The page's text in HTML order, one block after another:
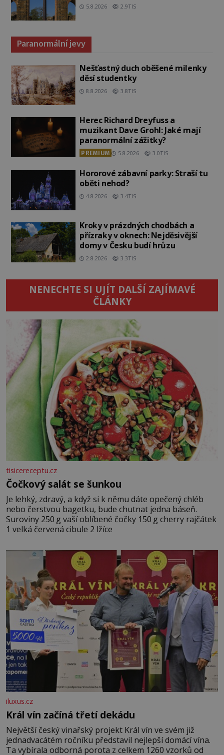
5.8.2026 2.9TIS
Paranormální jevy
Nešťastný duch oběšené milenky
děsí studentky
8.8.2026 3.8TIS
Herec Richard Dreyfuss a
muzikant Dave Grohl: Jaké mají
paranormální zážitky?
PREMIUM 5.8.2026 3.0TIS
Hororové zábavní parky: Straší tu
oběti nehod?
4.8.2026 3.4TIS
Kroky v prázdných chodbách a
přízraky v oknech: Nejděsivější
domy v Česku budí hrůzu
2.8.2026 3.3TIS
NENECHTE SI UJÍT DALŠÍ ZAJÍMAVÉ
ČLÁNKY
tisicereceptu.cz
Čočkový salát se šunkou
Je lehký, zdravý, a když si k němu dáte opečený chléb
nebo čerstvou bagetku, bude chutnat jedna báseň.
Suroviny 250 g vaší oblíbené čočky 150 g cherry rajčátek
1 velká červená cibule 2 lžíce
iluxus.cz
Král vín začíná třetí dekádu
Největší český vinařský projekt Král vín ve svém již
jednadvacátém ročníku představil nejlepší domácí vína.
Ta vybírala odborná porota z celkem 1260 vzorků od